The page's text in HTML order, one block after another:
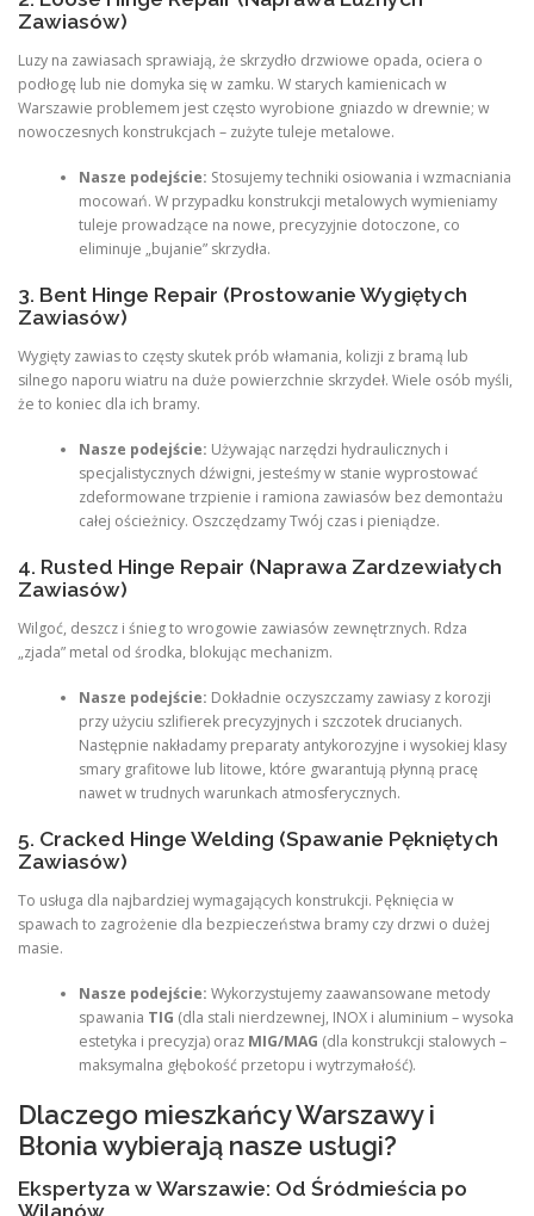
Zawiasów)
Luzy na zawiasach sprawiają, że skrzydło drzwiowe opada, ociera o
podłogę lub nie domyka się w zamku. W starych kamienicach w
Warszawie problemem jest często wyrobione gniazdo w drewnie; w
nowoczesnych konstrukcjach – zużyte tuleje metalowe.
Nasze podejście: Stosujemy techniki osiowania i wzmacniania
mocowań. W przypadku konstrukcji metalowych wymieniamy
tuleje prowadzące na nowe, precyzyjnie dotoczone, co
eliminuje „bujanie” skrzydła.
3. Bent Hinge Repair (Prostowanie Wygiętych
Zawiasów)
Wygięty zawias to częsty skutek prób włamania, kolizji z bramą lub
silnego naporu wiatru na duże powierzchnie skrzydeł. Wiele osób myśli,
że to koniec dla ich bramy.
Nasze podejście: Używając narzędzi hydraulicznych i
specjalistycznych dźwigni, jesteśmy w stanie wyprostować
zdeformowane trzpienie i ramiona zawiasów bez demontażu
całej ościeżnicy. Oszczędzamy Twój czas i pieniądze.
4. Rusted Hinge Repair (Naprawa Zardzewiałych
Zawiasów)
Wilgoć, deszcz i śnieg to wrogowie zawiasów zewnętrznych. Rdza
„zjada” metal od środka, blokując mechanizm.
Nasze podejście: Dokładnie oczyszczamy zawiasy z korozji
przy użyciu szlifierek precyzyjnych i szczotek drucianych.
Następnie nakładamy preparaty antykorozyjne i wysokiej klasy
smary grafitowe lub litowe, które gwarantują płynną pracę
nawet w trudnych warunkach atmosferycznych.
5. Cracked Hinge Welding (Spawanie Pękniętych
Zawiasów)
To usługa dla najbardziej wymagających konstrukcji. Pęknięcia w
spawach to zagrożenie dla bezpieczeństwa bramy czy drzwi o dużej
masie.
Nasze podejście: Wykorzystujemy zaawansowane metody
spawania TIG (dla stali nierdzewnej, INOX i aluminium – wysoka
estetyka i precyzja) oraz MIG/MAG (dla konstrukcji stalowych –
maksymalna głębokość przetopu i wytrzymałość).
Dlaczego mieszkańcy Warszawy i
Błonia wybierają nasze usługi?
Ekspertyza w Warszawie: Od Śródmieścia po
Wilanów